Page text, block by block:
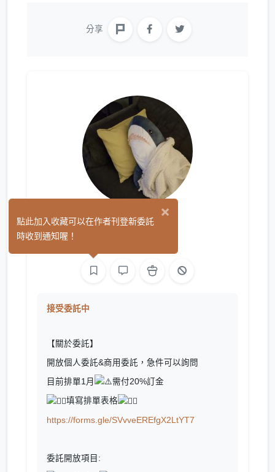
分享
鹹魚 (0)
接受委託中
【關於委託】
開放個人委託&商用委託，急件可以詢問
目前排單1月 需付20%訂金
填寫排單表格
https://forms.gle/SVvveEREfgX2LtYT7
委託開放項目:
×
點此加入收藏可以在作者刊登新委託
時收到通知喔！